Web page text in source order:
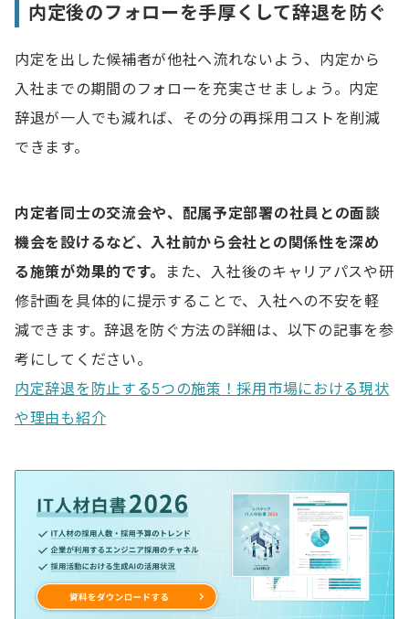
内定後のフォローを手厚くして辞退を防ぐ
内定を出した候補者が他社へ流れないよう、内定から
入社までの期間のフォローを充実させましょう。内定
辞退が一人でも減れば、その分の再採用コストを削減
できます。
内定者同士の交流会や、配属予定部署の社員との面談
機会を設けるなど、入社前から会社との関係性を深め
る施策が効果的です。
また、入社後のキャリアパスや研
修計画を具体的に提示することで、入社への不安を軽
減できます。辞退を防ぐ方法の詳細は、以下の記事を参
考にしてください。
内定辞退を防止する5つの施策！採用市場における現状
や理由も紹介